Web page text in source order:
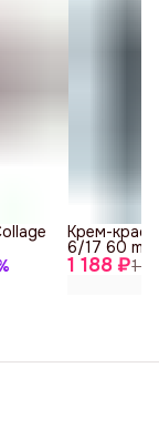
1 188 ₽1
Крем-
6/17 60 ml